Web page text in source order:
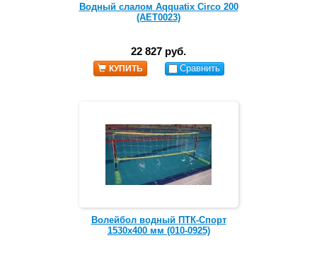
Водный слалом Aqquatix Circo 200
(AET0023)
22 827 руб.
КУПИТЬ Сравнить
Волейбол водный ПТК-Спорт
1530x400 мм (010-0925)